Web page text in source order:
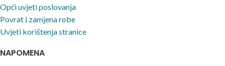
Opći uvjeti poslovanja
Povrat i zamjena robe
Uvjeti korištenja stranice
NAPOMENA